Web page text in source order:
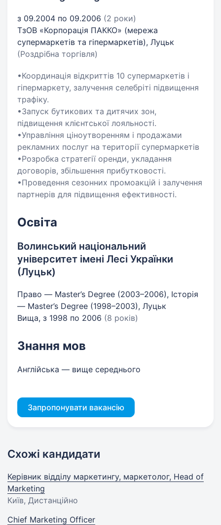
з 09.2004 по 09.2006 (2 роки)
ТзОВ «Корпорація ПАККО» (мережа
супермаркетів та гіпермаркетів), Луцьк
(Роздрібна торгівля)
•Координація відкриттів 10 супермаркетів і
гіпермаркету, залучення селебріті підвищення
трафіку.
•Запуск бутикових та дитячих зон,
підвищення клієнтської лояльності.
•Управління ціноутворенням і продажами
рекламних послуг на території супермаркетів
•Розробка стратегії оренди, укладання
договорів, збільшення прибутковості.
•Проведення сезонних промоакцій і залучення
партнерів для підвищення ефективності.
Освіта
Волинський національний
університет імені Лесі Українки
(Луцьк)
Право — Master’s Degree (2003–2006), Історія
— Master’s Degree (1998–2003), Луцьк
Вища, з 1998 по 2006 (8 років)
Знання мов
Англійська — вище середнього
Запропонувати вакансію
Схожі кандидати
Керівник відділу маркетингу, маркетолог, Head of
Marketing
Київ, Дистанційно
Chief Marketing Officer